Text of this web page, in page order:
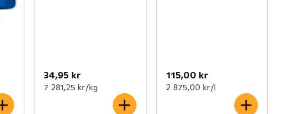
34,95 kr
7 281,25 kr /kg
115,00 kr
2 875,00 kr /l